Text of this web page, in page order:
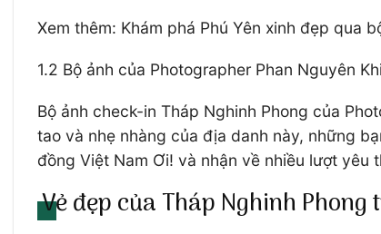
Xem thêm: Khám phá Phú Yên xinh đẹp qua
1.2 Bộ ảnh của Photographer Phan Nguyên
Bộ ảnh check-in Tháp Nghinh Phong của
tao và nhẹ nhàng của địa danh này, những
đồng Việt Nam Ơi! và nhận về nhiều lượt
Vẻ đẹp của Tháp Nghinh